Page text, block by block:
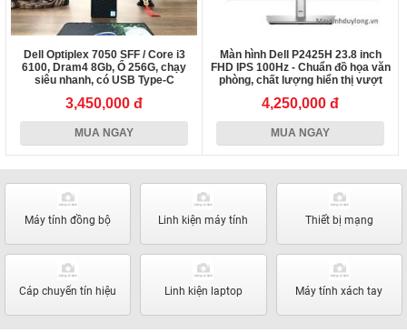
Dell Optiplex 7050 SFF / Core i3
6100, Dram4 8Gb, Ổ 256G, chạy
siêu nhanh, có USB Type-C
3,450,000 đ
MUA NGAY
Màn hình Dell P2425H 23.8 inch
FHD IPS 100Hz - Chuẩn đồ họa văn
phòng, chất lượng hiển thị vượt
4,250,000 đ
MUA NGAY
Máy tính đồng bộ Linh kiện máy tính Thiết bị mạng
Cáp chuyển tín hiệu Linh kiện laptop Máy tính xách tay